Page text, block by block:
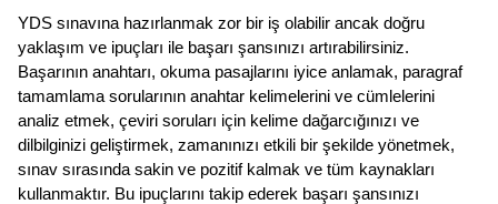
YDS sınavına hazırlanmak zor bir iş olabilir ancak doğru
yaklaşım ve ipuçları ile başarı şansınızı artırabilirsiniz.
Başarının anahtarı, okuma pasajlarını iyice anlamak, paragraf
tamamlama sorularının anahtar kelimelerini ve cümlelerini
analiz etmek, çeviri soruları için kelime dağarcığınızı ve
dilbilginizi geliştirmek, zamanınızı etkili bir şekilde yönetmek,
sınav sırasında sakin ve pozitif kalmak ve tüm kaynakları
kullanmaktır. Bu ipuçlarını takip ederek başarı şansınızı